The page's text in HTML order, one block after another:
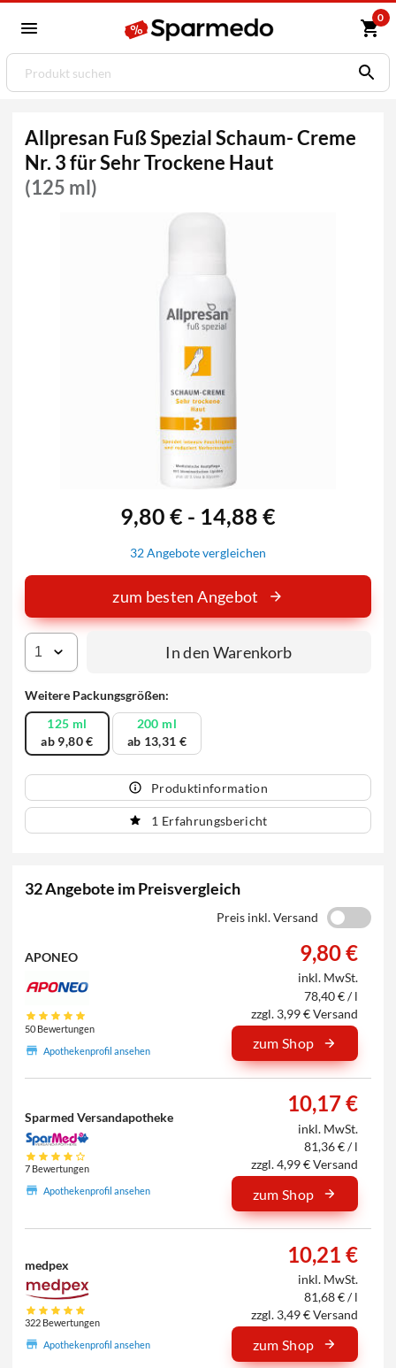
0
Allpresan Fuß Spezial Schaum- Creme
Nr. 3 für Sehr Trockene Haut
(125 ml)
Weitere Packungsgrößen:
125 ml
ab 9,80 €
200 ml
ab 13,31 €
Produktinformation
1 Erfahrungsbericht
9,80 € - 14,88 €
32 Angebote vergleichen
zum besten Angebot
In den Warenkorb
32 Angebote im Preisvergleich
Preis inkl. Versand
APONEO
50 Bewertungen
Apothekenprofil ansehen
9,80 €
inkl. MwSt.
78,40 € / l
zzgl. 3,99 € Versand
zum Shop
Sparmed Versandapotheke
7 Bewertungen
Apothekenprofil ansehen
10,17 €
inkl. MwSt.
81,36 € / l
zzgl. 4,99 € Versand
zum Shop
medpex
322 Bewertungen
Apothekenprofil ansehen
10,21 €
inkl. MwSt.
81,68 € / l
zzgl. 3,49 € Versand
zum Shop